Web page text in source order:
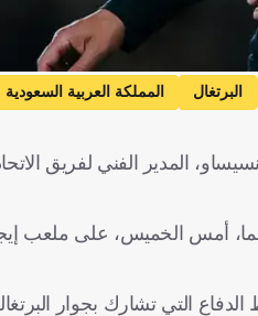
البرتغال المملكة العربية السعودية
المدير الفني لفريق
3-1، خلال المباراة التي جمعت بينهما، أمس
التي تشارك بجوار